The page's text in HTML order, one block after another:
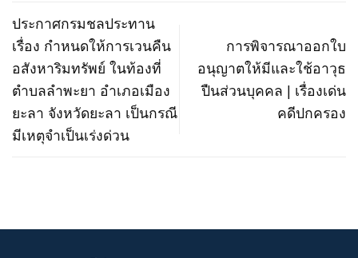
ประกาศกรมชลประทาน
เรื่อง กําหนดให้การเวนคืน
อสังหาริมทรัพย์ ในท้องที่
ตําบลลําพะยา อําเภอเมือง
ยะลา จังหวัดยะลา เป็นกรณี
มีเหตุจําเป็นเร่งด่วน
การพิจารณาออกใบ
อนุญาตให้มีและใช้อาวุธ
ปืนส่วนบุคคล | เรื่องเด่น
คดีปกครอง